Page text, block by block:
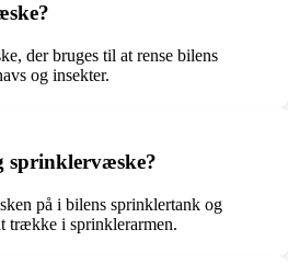
der bruges til at rense bilens
og insekter.
sprinklervæske?
på i bilens sprinklertank og
trække i sprinklerarmen.